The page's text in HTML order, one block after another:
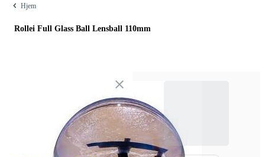
Hjem
Rollei Full Glass Ball Lensball 110mm